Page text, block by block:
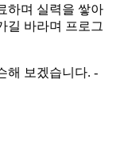
하며 실력을 쌓아
길 바라며 프로그
해 보겠습니다. -